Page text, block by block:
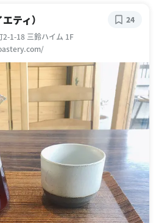
ティ）
2-1-18 三鈴ハイム 1F
24